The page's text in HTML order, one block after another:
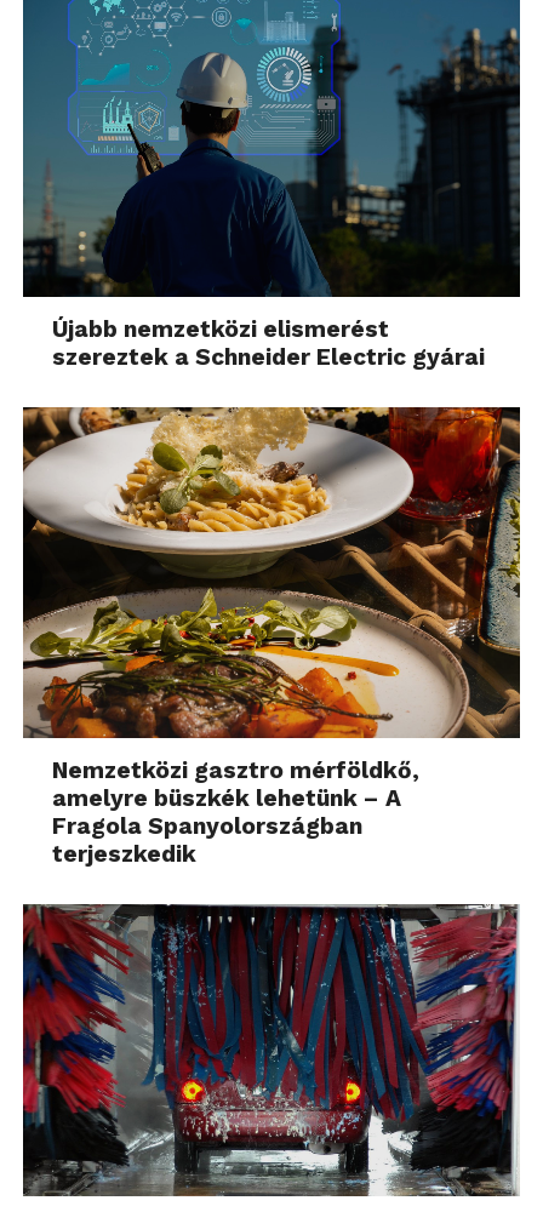
Újabb nemzetközi elismerést
szereztek a Schneider Electric gyárai
Nemzetközi gasztro mérföldkő,
amelyre büszkék lehetünk – A
Fragola Spanyolországban
terjeszkedik